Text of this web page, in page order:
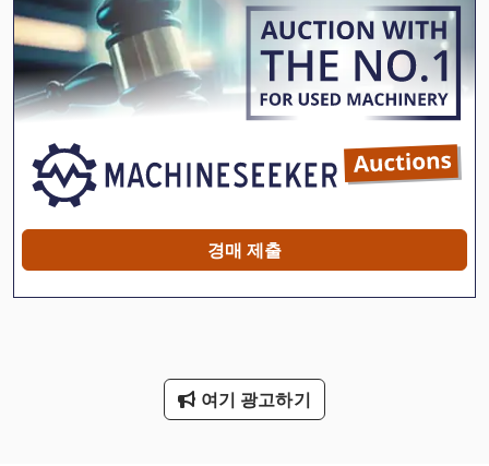
Ddfao System
Dsd 201
Egv 12
Frm D Midi
Ga 90 Vsd
Gastl Rg 200
경매 제출
여기 광고하기